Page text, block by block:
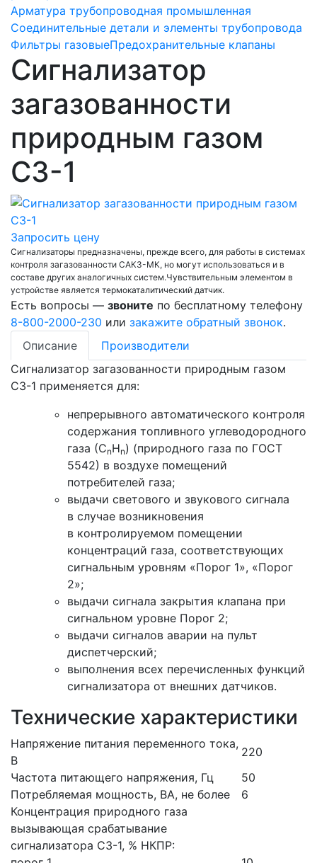
Арматура трубопроводная промышленная
Соединительные детали и элементы трубопровода
Фильтры газовыеПредохранительные клапаны
Сигнализатор
загазованности
природным газом
СЗ-1
Запросить цену
Сигнализаторы предназначены, прежде всего, для работы в системах
контроля загазованности САКЗ-МК, но могут использоваться и в
составе других аналогичных систем.Чувствительным элементом в
устройстве является термокаталитический датчик.
Есть вопросы — звоните по бесплатному телефону
8-800-2000-230 или закажите обратный звонок.
Описание
Производители
Сигнализатор загазованности природным газом
СЗ-1 применяется для:
непрерывного автоматического контроля
содержания топливного углеводородного
газа (СnНn) (природного газа по ГОСТ
5542) в воздухе помещений
потребителей газа;
выдачи светового и звукового сигнала
в случае возникновения
в контролируемом помещении
концентраций газа, соответствующих
сигнальным уровням «Порог 1», «Порог
2»;
выдачи сигнала закрытия клапана при
сигнальном уровне Порог 2;
выдачи сигналов аварии на пульт
диспетчерский;
выполнения всех перечисленных функций
сигнализатора от внешних датчиков.
Технические характеристики
Напряжение питания переменного тока,
В
220
Частота питающего напряжения, Гц
50
Потребляемая мощность, ВА, не более
6
Концентрация природного газа
вызывающая срабатывание
сигнализатора СЗ-1, % НКПР: